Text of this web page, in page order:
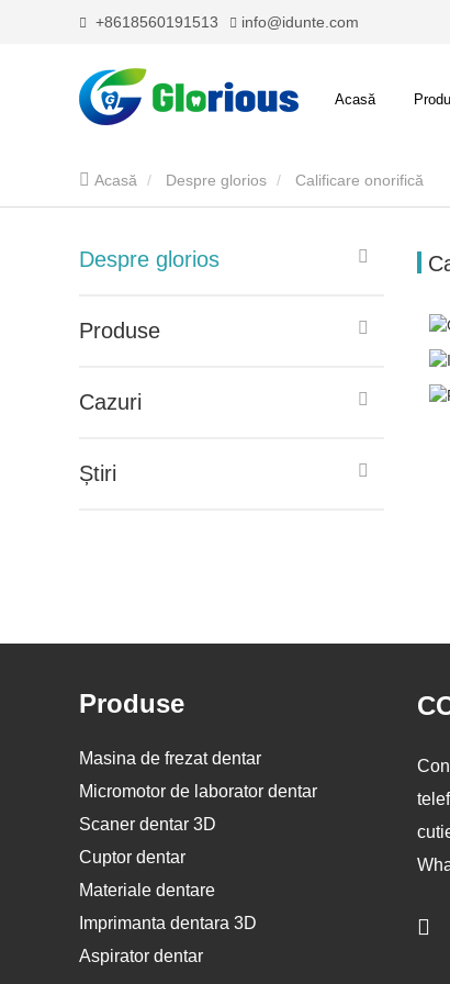
+8618560191513 info@idunte.com
Acasă
Acasă Despre glorios Calificare onorifică
Despre glorios
Produse
Cazuri
Știri
Produse
Masina de frezat dentar
Micromotor de laborator dentar
Scaner dentar 3D
Cuptor dentar
Materiale dentare
Imprimanta dentara 3D
Aspirator dentar